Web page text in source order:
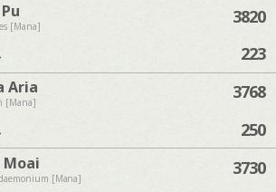
[Mana]
3820
223
Aria
[Mana]
3768
250
Moai
[Mana]
3730